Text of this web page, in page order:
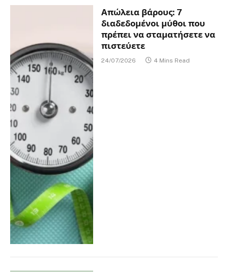
Απώλεια βάρους: 7
διαδεδομένοι μύθοι που
πρέπει να σταματήσετε να
πιστεύετε
24/07/2026 4 Mins Read